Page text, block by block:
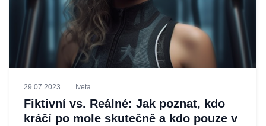
29.07.2023 Iveta
Fiktivní vs. Reálné: Jak poznat, kdo
kráčí po mole skutečně a kdo pouze v